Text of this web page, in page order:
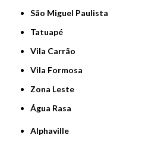
São Miguel Paulista
Tatuapé
Vila Carrão
Vila Formosa
Zona Leste
Água Rasa
Alphaville